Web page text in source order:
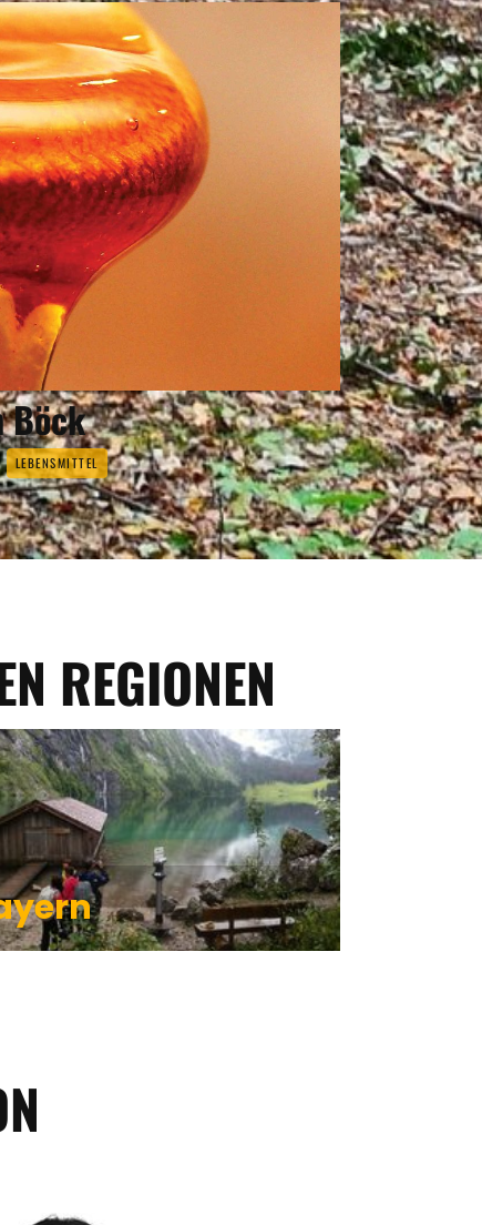
Böck
LEBENSMITTEL
REGIONEN